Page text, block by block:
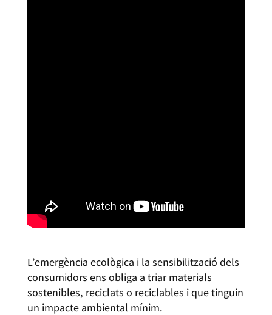
L’emergència ecològica i la sensibilització dels
consumidors ens obliga a triar materials
sostenibles, reciclats o reciclables i que tinguin
un impacte ambiental mínim.